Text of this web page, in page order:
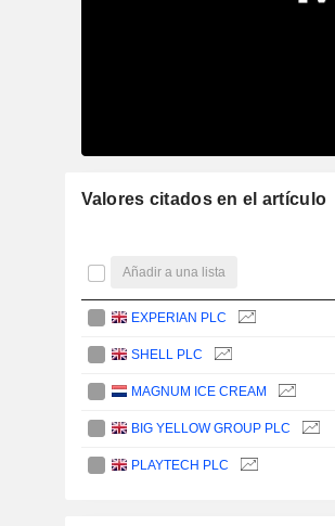
Valores citados en el artículo
Añadir a una lista
EXPERIAN PLC
SHELL PLC
MAGNUM ICE CREAM
BIG YELLOW GROUP PLC
PLAYTECH PLC